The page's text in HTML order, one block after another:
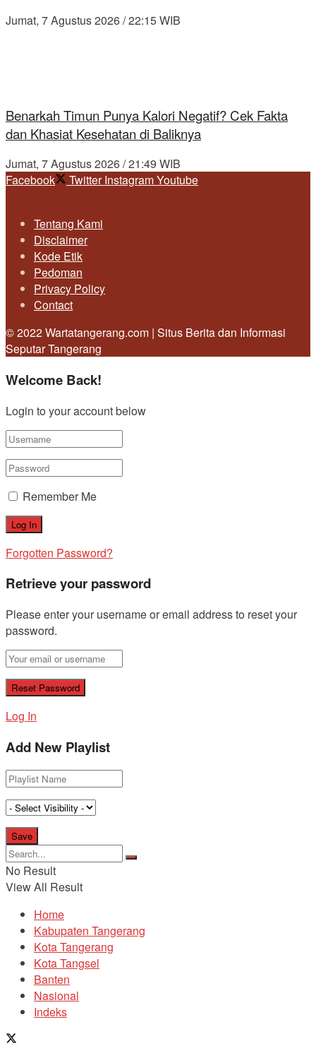
Jumat, 7 Agustus 2026 / 22:15 WIB
Benarkah Timun Punya Kalori Negatif? Cek Fakta
dan Khasiat Kesehatan di Baliknya
Jumat, 7 Agustus 2026 / 21:49 WIB
Facebook
Twitter InstagramYoutube
Tentang Kami
Disclaimer
Kode Etik
Pedoman
Privacy Policy
Contact
© 2022 Wartatangerang.com | Situs Berita dan Informasi
Seputar Tangerang
Welcome Back!
Login to your account below
Remember Me
Forgotten Password?
Retrieve your password
Please enter your username or email address to reset your
password.
Log In
Add New Playlist
No Result
View All Result
Home
Kabupaten Tangerang
Kota Tangerang
Kota Tangsel
Banten
Nasional
Indeks